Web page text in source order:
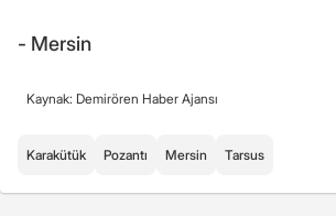
- Mersin
Kaynak: Demirören Haber Ajansı
Karakütük Pozantı Mersin Tarsus